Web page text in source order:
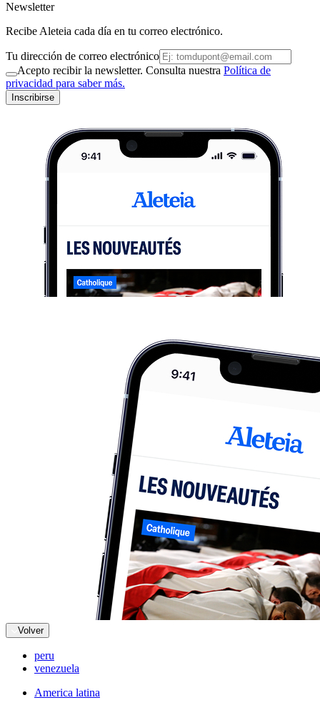
Newsletter
Recibe Aleteia cada día en tu correo electrónico.
Tu dirección de correo electrónico
Acepto recibir la newsletter. Consulta nuestra Política de
privacidad para saber más.
Inscribirse
Volver
peru
venezuela
America latina